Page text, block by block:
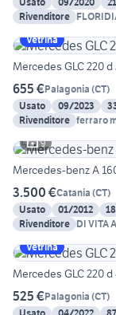
Rivenditore
Vetrina
Mercedes GLC 220
655 €Palagonia (CT)
Usato
09/2023
Rivenditore ferraro
9
Mercedes-benz A
3.500 €Catania (CT)
Usato
01/2012
Rivenditore DI VITA
Vetrina
Mercedes GLC 220
525 €Palagonia (CT)